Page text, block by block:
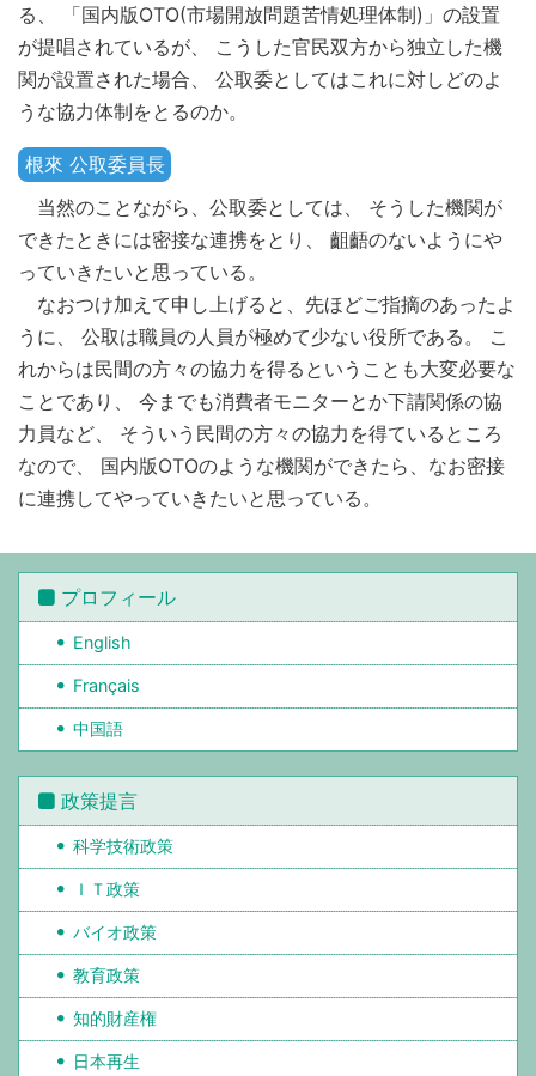
る、 「国内版OTO(市場開放問題苦情処理体制)」の設置
が提唱されているが、 こうした官民双方から独立した機
関が設置された場合、 公取委としてはこれに対しどのよ
うな協力体制をとるのか。
根來 公取委員長
当然のことながら、公取委としては、 そうした機関が
できたときには密接な連携をとり、 齟齬のないようにや
っていきたいと思っている。
なおつけ加えて申し上げると、先ほどご指摘のあったよ
うに、 公取は職員の人員が極めて少ない役所である。 こ
れからは民間の方々の協力を得るということも大変必要な
ことであり、 今までも消費者モニターとか下請関係の協
力員など、 そういう民間の方々の協力を得ているところ
なので、 国内版OTOのような機関ができたら、なお密接
に連携してやっていきたいと思っている。
プロフィール
English
Français
中国語
政策提言
科学技術政策
ＩＴ政策
バイオ政策
教育政策
知的財産権
日本再生